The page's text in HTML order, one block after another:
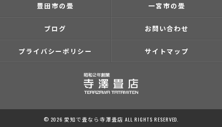
豊田市の畳 一宮市の畳
ブログ お問い合わせ
プライバシーポリシー サイトマップ
© 2026 愛知で畳なら寺澤畳店 ALL RIGHTS RESERVED.